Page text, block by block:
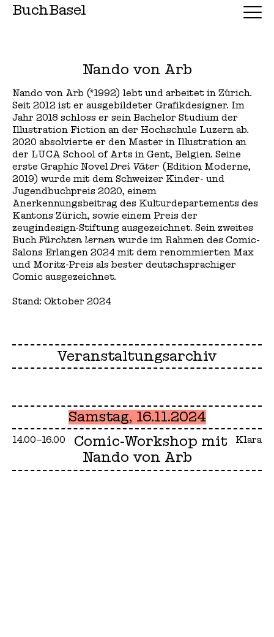
BuchBasel
Nando von Arb
Nando von Arb (*1992) lebt und arbeitet in Zürich.
Seit 2012 ist er ausgebildeter Grafikdesigner. Im
Jahr 2018 schloss er sein Bachelor Studium der
Illustration Fiction an der Hochschule Luzern ab.
2020 absolvierte er den Master in Illustration an
der LUCA School of Arts in Gent, Belgien. Seine
erste Graphic Novel Drei Väter (Edition Moderne,
2019) wurde mit dem Schweizer Kinder- und
Jugendbuchpreis 2020, einem
Anerkennungsbeitrag des Kulturdepartements des
Kantons Zürich, sowie einem Preis der
zeugindesign-Stiftung ausgezeichnet. Sein zweites
Buch Fürchten lernen wurde im Rahmen des Comic-
Salons Erlangen 2024 mit dem renommierten Max
und Moritz-Preis als bester deutschsprachiger
Comic ausgezeichnet.
Stand: Oktober 2024
Veranstaltungsarchiv
Samstag, 16.11.2024
14.00–16.00 Klara
Comic-Workshop mit
Nando von Arb